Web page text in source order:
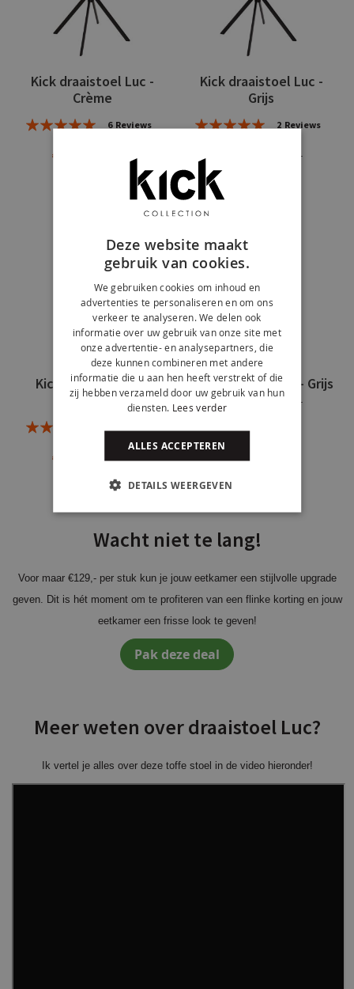
Kick draaistoel Luc -
Crème
Rating:
6 Reviews
€ 129,- € 179,-
Kick draaistoel Luc -
Grijs
Rating:
2 Reviews
€ 179,-
Kick barkruk Lynn -
Crème
Rating:
€ 129,- € 169,-
Kick barkruk Lynn - Grijs
€ 129,-€ 169,-
Wacht niet te lang!
Voor maar €129,- per stuk kun je jouw eetkamer een stijlvolle upgrade
geven. Dit is hét moment om te profiteren van een flinke korting en jouw
eetkamer een frisse look te geven!
Pak deze deal
Meer weten over draaistoel Luc?
Ik vertel je alles over deze toffe stoel in de video hieronder!
Deze website maakt
gebruik van cookies.
We gebruiken cookies om inhoud en
advertenties te personaliseren en om ons
verkeer te analyseren. We delen ook
informatie over uw gebruik van onze site met
onze advertentie- en analysepartners, die
deze kunnen combineren met andere
informatie die u aan hen heeft verstrekt of die
zij hebben verzameld door uw gebruik van hun
diensten. Lees verder
ALLES ACCEPTEREN
DETAILS WEERGEVEN